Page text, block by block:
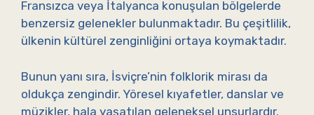
Fransızca veya İtalyanca konuşulan bölgelerde
benzersiz gelenekler bulunmaktadır. Bu çeşitlilik,
ülkenin kültürel zenginliğini ortaya koymaktadır.
Bunun yanı sıra, İsviçre’nin folklorik mirası da
oldukça zengindir. Yöresel kıyafetler, danslar ve
müzikler, hala yaşatılan geleneksel unsurlardır.